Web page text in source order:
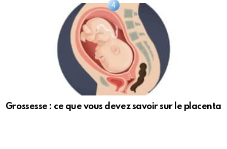
Grossesse : ce que vous devez savoir sur le placenta